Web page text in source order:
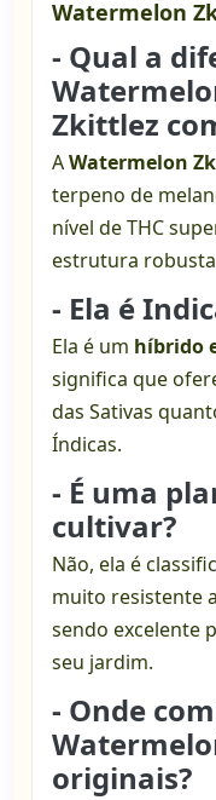
Watermelon
- Qual a
Zkittlez
AWatermelon
terpeno de
nível de THC
estrutura
- Ela é
Ela é um híbrido
significa que
das Sativas
Índicas.
- É uma
cultivar?
Não, ela é
muito resistente
sendo excelente
seu jardim.
- Onde
originais?